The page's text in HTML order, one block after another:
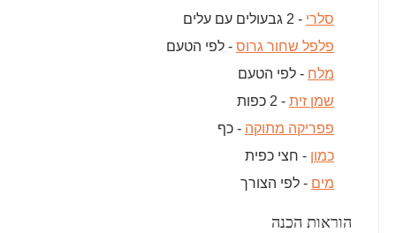
סלרי - 2 גבעולים עם עלים
פלפל שחור גרוס - לפי הטעם
מלח - לפי הטעם
שמן זית - 2 כפות
פפריקה מתוקה - כף
כמון - חצי כפית
מים - לפי הצורך
הוראות הכנה